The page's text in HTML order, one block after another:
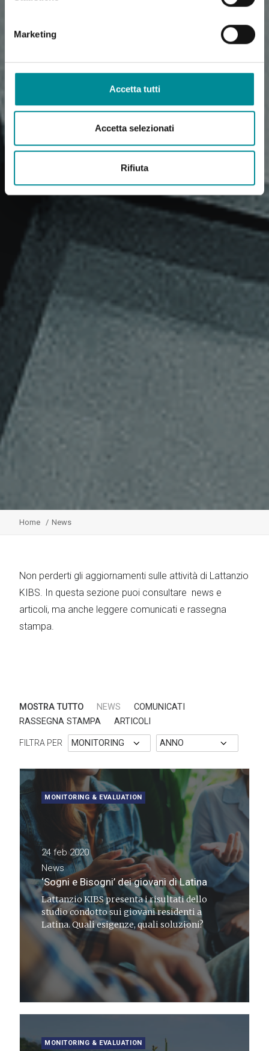
Marketing
Accetta tutti
Accetta selezionati
Rifiuta
Home News
Non perderti gli aggiornamenti sulle attività di Lattanzio
KIBS. In questa sezione puoi consultare news e
articoli, ma anche leggere comunicati e rassegna
stampa.
MOSTRA TUTTO NEWS
COMUNICATI
RASSEGNA STAMPA
ARTICOLI
FILTRA PER
MONITORING & EVALUATION
24 feb 2020
News
‘Sogni e Bisogni’ dei giovani di Latina
Lattanzio KIBS presenta i risultati dello
studio condotto sui giovani residenti a
Latina. Quali esigenze, quali soluzioni?
MONITORING & EVALUATION